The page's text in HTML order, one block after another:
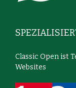
Classic Open ist
Websites